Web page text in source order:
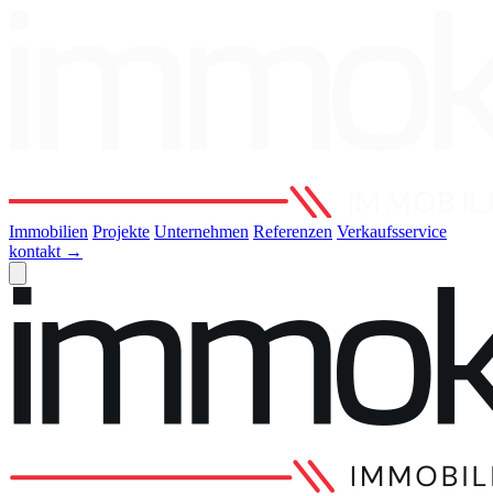
Immobilien Projekte Unternehmen Referenzen Verkaufsservice
kontakt →